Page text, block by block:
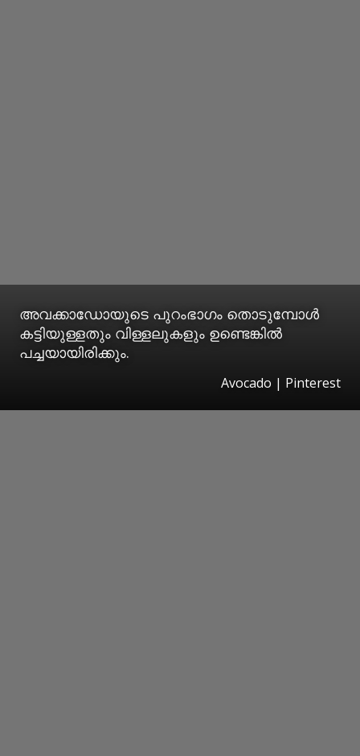
അവക്കാഡോയുടെ പുറംഭാ​ഗം തൊടുമ്പോൾ
കട്ടിയുള്ളതും വിള്ളലുകളും ഉണ്ടെങ്കിൽ
പച്ചയായിരിക്കും.
Avocado | Pinterest